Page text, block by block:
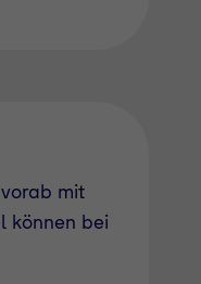
mit
können bei